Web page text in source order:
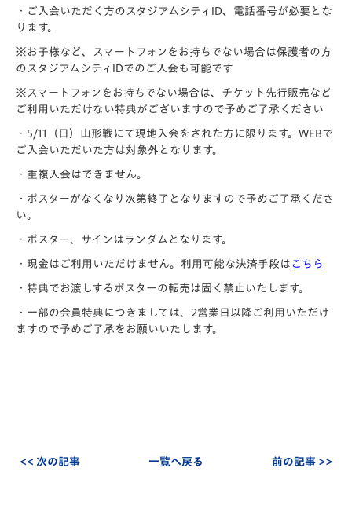
・ご入会いただく方のスタジアムシティID、電話番号が必要とな
ります。
※お子様など、スマートフォンをお持ちでない場合は保護者の方
のスタジアムシティIDでのご入会も可能です
※スマートフォンをお持ちでない場合は、チケット先行販売など
ご利用いただけない特典がございますので予めご了承ください
・5/11（日）山形戦にて現地入会をされた方に限ります。WEBで
ご入会いただいた方は対象外となります。
・重複入会はできません。
・ポスターがなくなり次第終了となりますので予めご了承くださ
い。
・ポスター、サインはランダムとなります。
・現金はご利用いただけません。利用可能な決済手段は こちら
・特典でお渡しするポスターの転売は固く禁止いたします。
・一部の会員特典につきましては、2営業日以降ご利用いただけ
ますので予めご了承をお願いいたします。
<< 次の記事 一覧へ戻る 前の記事 >>